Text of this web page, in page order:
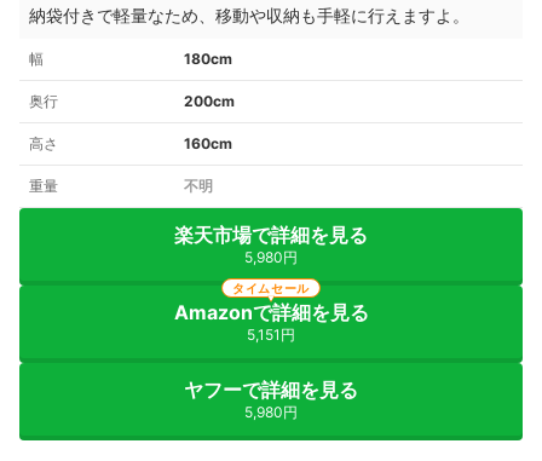
納袋付きで軽量なため、移動や収納も手軽に行えますよ。
幅 180cm
奥行 200cm
高さ 160cm
重量 不明
楽天市場で詳細を見る
5,980円
Amazonで詳細を見る
5,151円
タイムセール
ヤフーで詳細を見る
5,980円